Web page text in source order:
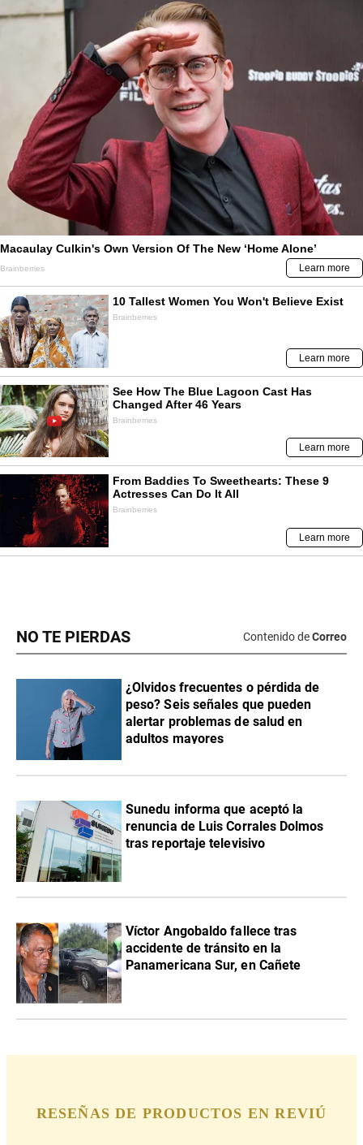
NO TE PIERDAS Contenido deCorreo
¿Olvidos frecuentes o pérdida de
peso? Seis señales que pueden
alertar problemas de salud en
adultos mayores
Sunedu informa que aceptó la
renuncia de Luis Corrales Dolmos
tras reportaje televisivo
Víctor Angobaldo fallece tras
accidente de tránsito en la
Panamericana Sur, en Cañete